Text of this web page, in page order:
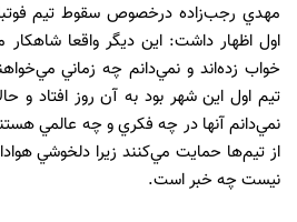
مهدي رجب‌زاده درخصوص سقوط تيم
اول اظهار داشت: اين ديگر واقعا شاهکار
خواب زده‌اند و نمي‌دانم چه زماني
تيم اول اين شهر بود به آن روز افتاد و
نمي‌دانم آنها در چه فکري و چه عالمي
از تيم‌ها حمايت مي‌کنند زيرا دلخوشي
نيست چه خبر است.